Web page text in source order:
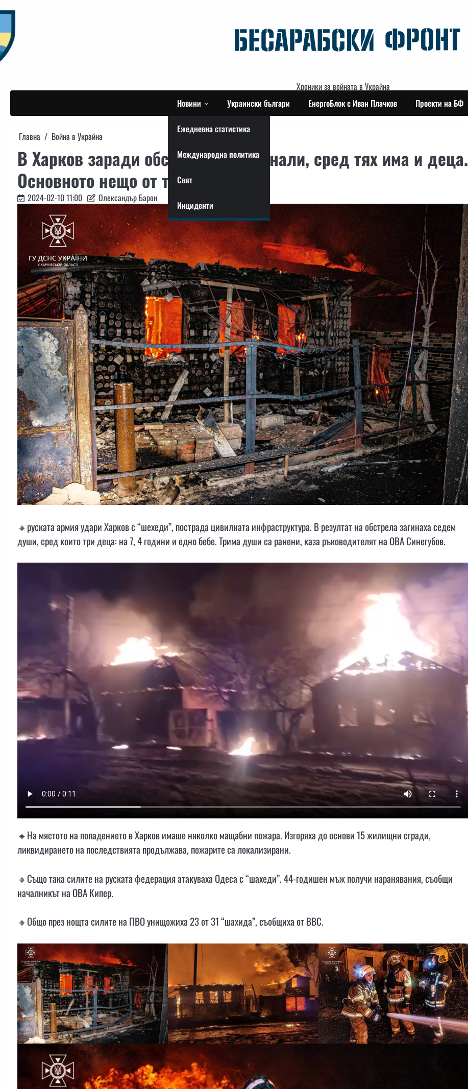
to
content
Хроники за войната в Украйна
Новини
Ежедневна статистика
Международна политика
Свят
Инциденти
Украински българи ЕнергоБлок с Иван Плачков Проекти на БФ
Главна Война в Украйна
В Харков заради обстрел има загинали, сред тях има и деца.
Основното нещо от тази сутрин:
2024-02-10 11:00 Олександър Барон
🔸руската армия удари Харков с “шехеди”, пострада цивилната инфраструктура. В резултат на обстрела загинаха седем
души, сред които три деца: на 7, 4 години и едно бебе. Трима души са ранени, каза ръководителят на ОВА Синегубов.
🔸На мястото на попадението в Харков имаше няколко мащабни пожара. Изгоряха до основи 15 жилищни сгради,
ликвидирането на последствията продължава, пожарите са локализирани.
🔸Също така силите на руската федерация атакуваха Одеса с “шахеди”. 44-годишен мъж получи наранявания, съобщи
началникът на ОВА Кипер.
🔸Общо през нощта силите на ПВО унищожиха 23 от 31 “шахида”, съобщиха от ВВС.